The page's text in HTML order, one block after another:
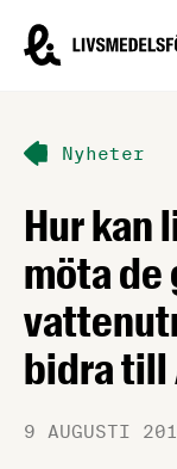
Nyheter
Hur kan
möta de
bidra till
9 AUGUSTI